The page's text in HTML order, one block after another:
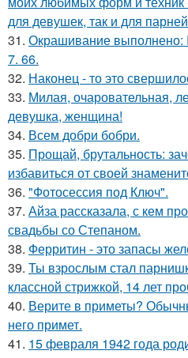
для девушек, так и для
31. Окрашивание выполнено:
7. 66.
32. Наконец - то это
33. Милая, очаровательная,
девушка, женщина!
34. Всем добри бобри.
35. Прощай, брутальность:
избавиться от своей
36. "Фотосессия под Ключ".
37. Айза рассказала, с кем
свадьбы со Степаном.
38. Ферритин - это запасы
39. Ты взрослым стал
классной стрижкой, 14 лет
40. Верите в приметы?
него примет.
41. 15 февраля 1942 года